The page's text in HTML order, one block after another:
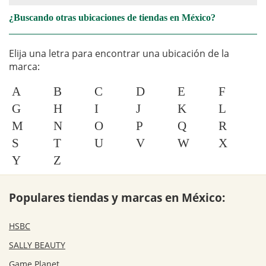
¿Buscando otras ubicaciones de tiendas en México?
Elija una letra para encontrar una ubicación de la
marca:
A B C D E
F
G
H I J K
L
M
N O P Q
R
S
T U V W
X
Y
Z
Populares tiendas y marcas en México:
HSBC
SALLY BEAUTY